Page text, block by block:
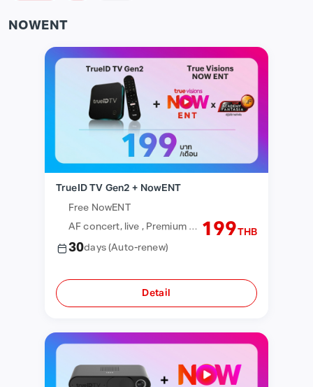
NOWENT
TrueID TV Gen2 + NowENT
Free NowENT
AF concert, live , Premium content
30days(Auto-renew)
199THB
Detail